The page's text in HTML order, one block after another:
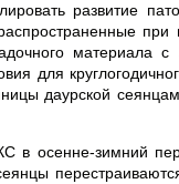
развитие
материала
для
даурской
осенне-зимний